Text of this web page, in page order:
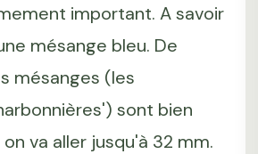
important. A savoir
mésange bleu. De
mésanges (les
sont bien
va aller jusqu'à 32 mm.